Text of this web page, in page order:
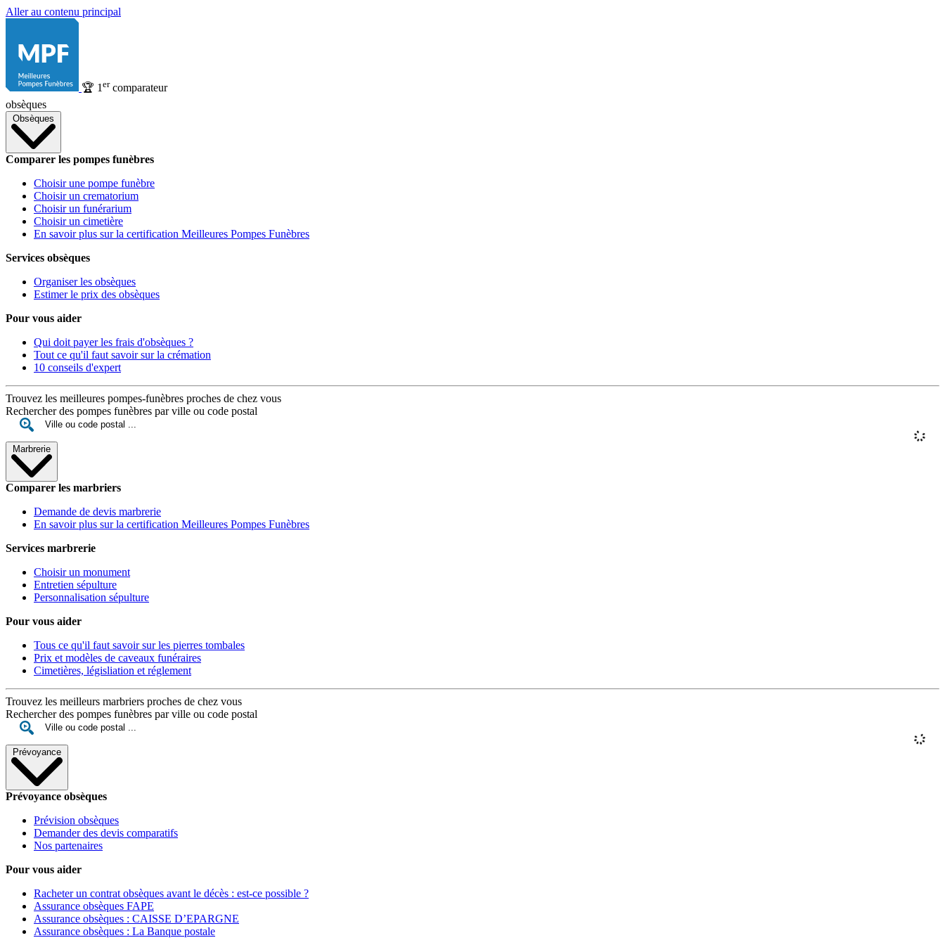
Aller au contenu principal
🏆 1 ercomparateur
obsèques
Obsèques
Comparer les pompes funèbres
Choisir une pompe funèbre
Choisir un crematorium
Choisir un funérarium
Choisir un cimetière
En savoir plus sur la certification Meilleures Pompes Funèbres
Services obsèques
Organiser les obsèques
Estimer le prix des obsèques
Pour vous aider
Qui doit payer les frais d'obsèques ?
Tout ce qu'il faut savoir sur la crémation
10 conseils d'expert
Trouvez les meilleures pompes-funèbres proches de chez vous
Rechercher des pompes funèbres par ville ou code postal
Marbrerie
Comparer les marbriers
Demande de devis marbrerie
En savoir plus sur la certification Meilleures Pompes Funèbres
Services marbrerie
Choisir un monument
Entretien sépulture
Personnalisation sépulture
Pour vous aider
Tous ce qu'il faut savoir sur les pierres tombales
Prix et modèles de caveaux funéraires
Cimetières, législiation et réglement
Trouvez les meilleurs marbriers proches de chez vous
Rechercher des pompes funèbres par ville ou code postal
Prévoyance
Prévoyance obsèques
Prévision obsèques
Demander des devis comparatifs
Nos partenaires
Pour vous aider
Racheter un contrat obsèques avant le décès : est-ce possible ?
Assurance obsèques FAPE
Assurance obsèques : CAISSE D’EPARGNE
Assurance obsèques : La Banque postale